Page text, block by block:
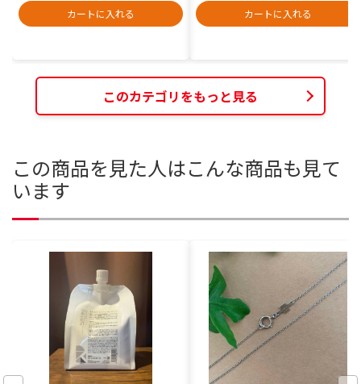
カートに入れる
カートに入れる
このカテゴリをもっと見る
この商品を見た人はこんな商品も見て
います